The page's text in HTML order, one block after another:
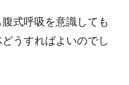
式呼吸を意識しても
うすればよいのでし